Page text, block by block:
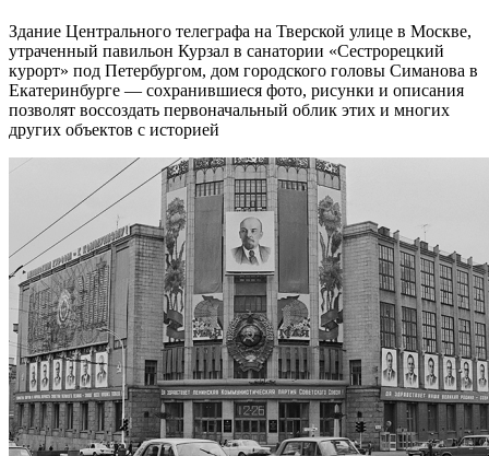
Здание Центрального телеграфа на Тверской улице в Москве,
утраченный павильон Курзал в санатории «Сестрорецкий
курорт» под Петербургом, дом городского головы Симанова в
Екатеринбурге — сохранившиеся фото, рисунки и описания
позволят воссоздать первоначальный облик этих и многих
других объектов с историей